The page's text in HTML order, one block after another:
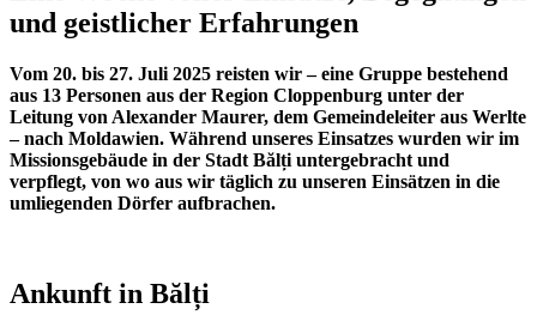
und geistlicher Erfahrungen
Vom 20. bis 27. Juli 2025 reisten wir – eine Gruppe bestehend
aus 13 Personen aus der Region Cloppenburg unter der
Leitung von Alexander Maurer, dem Gemeindeleiter aus Werlte
– nach Moldawien. Während unseres Einsatzes wurden wir im
Missionsgebäude in der Stadt Bălți untergebracht und
verpflegt, von wo aus wir täglich zu unseren Einsätzen in die
umliegenden Dörfer aufbrachen.
Ankunft in Bălți